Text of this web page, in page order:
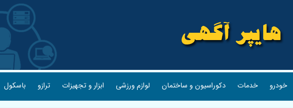
خودرو خدمات دکوراسیون و ساختمان لوازم ورزشی ابزار و تجهیزات ترازو باسکول